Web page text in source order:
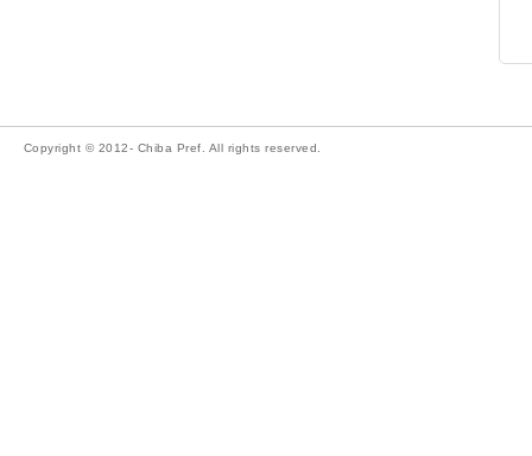
Copyright © 2012- Chiba Pref. All rights reserved.